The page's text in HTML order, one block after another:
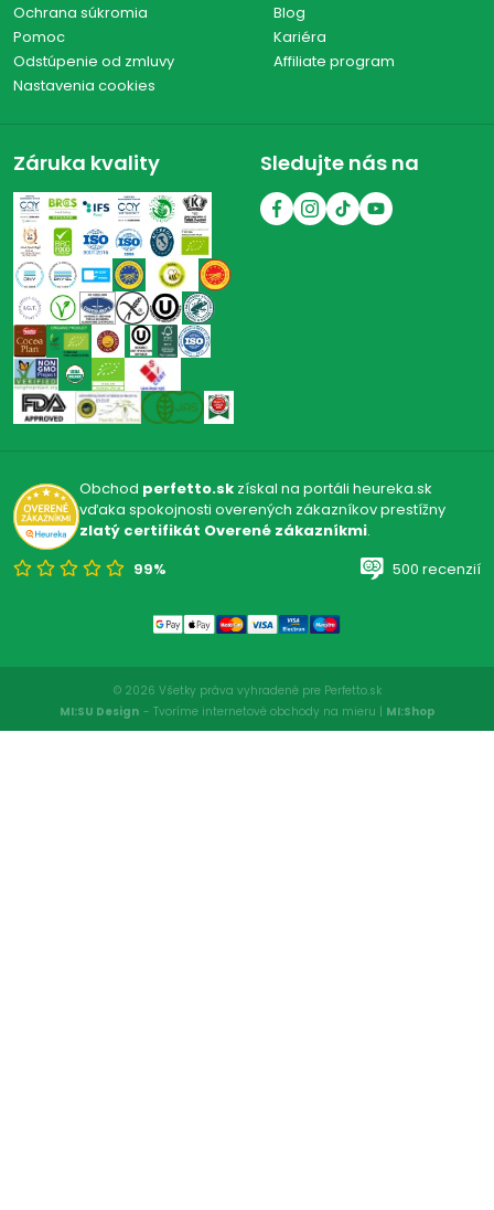
Ochrana súkromia
Pomoc
Odstúpenie od zmluvy
Nastavenia cookies
Blog
Kariéra
Affiliate program
Záruka kvality Sledujte nás na
Obchod perfetto.skzískal na portáli heureka.sk
vďaka spokojnosti overených zákazníkov prestížny
zlatý certifikát Overené zákazníkmi.
99%
500 recenzií
© 2026 Všetky práva vyhradené pre Perfetto.sk
MI:SU Design - Tvoríme internetové obchody na mieru | MI:Shop